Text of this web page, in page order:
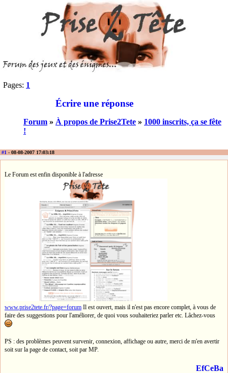
Pages: 1
Écrire une réponse
Forum » À propos de Prise2Tete » 1000 inscrits, ça se fête
!
#1 - 08-08-2007 17:03:18
Le Forum est enfin disponible à l'adresse
www.prise2tete.fr/?page=forum Il est ouvert, mais il n'est pas encore complet, à vous de
faire des suggestions pour l'améliorer, de quoi vous souhaiteriez parler etc. Lâchez-vous
PS : des problèmes peuvent survenir, connexion, affichage ou autre, merci de m'en avertir
soit sur la page de contact, soit par MP.
EfCeBa